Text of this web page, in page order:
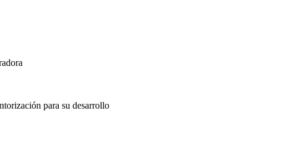
para su desarrollo